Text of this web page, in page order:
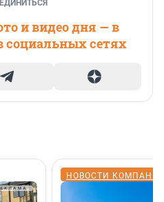
и видео дня — в
социальных сетях
НОВОСТИ